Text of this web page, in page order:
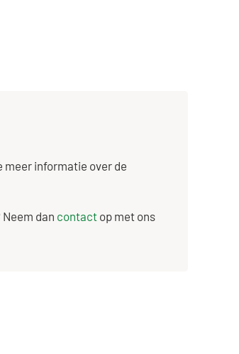
meer informatie over de
dan contact op met ons